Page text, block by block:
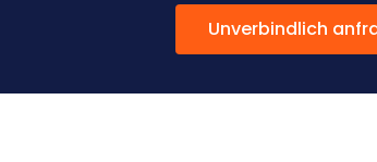
Unverbindlich